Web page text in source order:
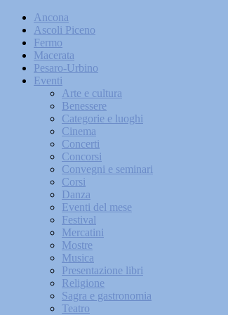
Ancona
Ascoli Piceno
Fermo
Macerata
Pesaro-Urbino
Eventi
Arte e cultura
Benessere
Categorie e luoghi
Cinema
Concerti
Concorsi
Convegni e seminari
Corsi
Danza
Eventi del mese
Festival
Mercatini
Mostre
Musica
Presentazione libri
Religione
Sagra e gastronomia
Teatro